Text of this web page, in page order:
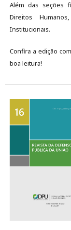
Além das seções
Direitos
Institucionais.
Confira a edição
boa leitura!